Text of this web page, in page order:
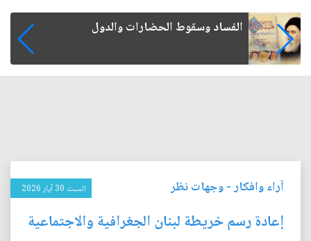
رواتب الموظفين على صفيح ساخن
آراء وافكار-وجهات نظر السبت 30 آيار 2026
إعادة رسم خريطة لبنان الجغرافية والاجتماعية